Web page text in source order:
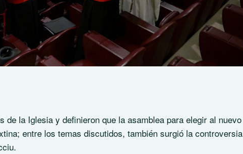
de la Iglesia y definieron que la asamblea para elegir al nuevo
entre los temas discutidos, también surgió la controversia